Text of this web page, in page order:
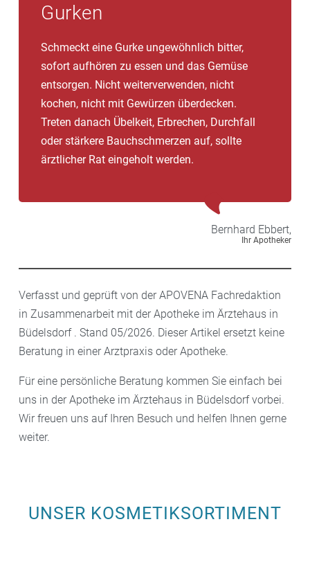
Gurken
Schmeckt eine Gurke ungewöhnlich bitter,
sofort aufhören zu essen und das Gemüse
entsorgen. Nicht weiterverwenden, nicht
kochen, nicht mit Gewürzen überdecken.
Treten danach Übelkeit, Erbrechen, Durchfall
oder stärkere Bauchschmerzen auf, sollte
ärztlicher Rat eingeholt werden.
Bernhard Ebbert,
Ihr Apotheker
Verfasst und geprüft von der APOVENA Fachredaktion
in Zusammenarbeit mit der Apotheke im Ärztehaus in
Büdelsdorf . Stand 05/2026. Dieser Artikel ersetzt keine
Beratung in einer Arztpraxis oder Apotheke.
Für eine persönliche Beratung kommen Sie einfach bei
uns in der Apotheke im Ärztehaus in Büdelsdorf vorbei.
Wir freuen uns auf Ihren Besuch und helfen Ihnen gerne
weiter.
UNSER KOSMETIKSORTIMENT